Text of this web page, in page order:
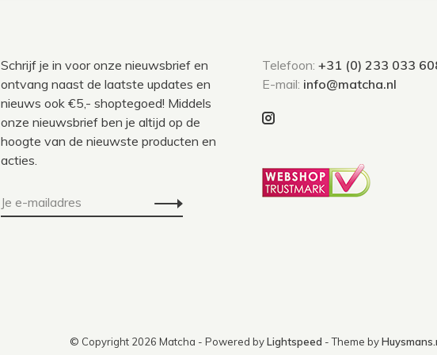
Schrijf je in voor onze nieuwsbrief en
ontvang naast de laatste updates en
nieuws ook €5,- shoptegoed! Middels
onze nieuwsbrief ben je altijd op de
hoogte van de nieuwste producten en
acties.
Telefoon: +31 (0) 233 033
E-mail: info@matcha.nl
© Copyright 2026 Matcha - Powered byLightspeed - Theme by